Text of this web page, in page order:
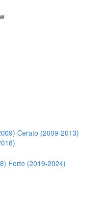
Cerato (2009-2013)
Forte (2019-2024)